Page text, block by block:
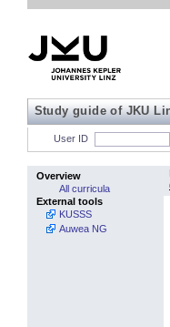
Study guide of JKU
User ID
Overview
All curricula
External tools
KUSSS
Auwea NG